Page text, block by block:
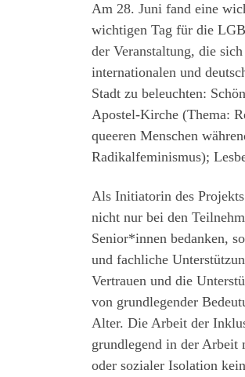
Am 28. Juni fand eine
wichtigen Tag für die
der Veranstaltung, die
internationalen und
Stadt zu beleuchten:
Apostel-Kirche (Thema:
queeren Menschen
Radikalfeminismus);
Als Initiatorin des
nicht nur bei den
Senior*innen bedanken,
und fachliche
Vertrauen und die
von grundlegender
Alter. Die Arbeit der
grundlegend in der Arbeit
oder sozialer Isolation